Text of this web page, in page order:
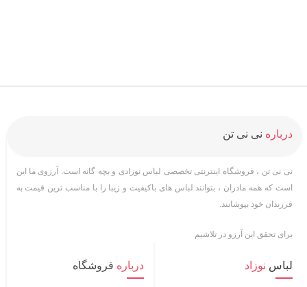
درباره نی نی تن
نی نی تن ، فروشگاه اینترنتی تخصصی لباس نوزادی و بچه گانه است. آرزوی ما این
است که همه مادران ، بتوانند لباس های باکیفیت و زیبا را با مناسب ترین قیمت به
فرزندان خود بپوشانند.
برای تحقق این آرزو در تلاشیم
لباس نوزاد درباره فروشگاه